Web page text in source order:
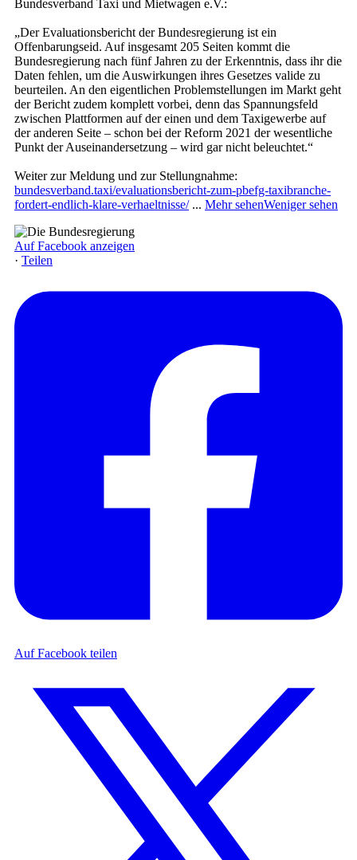
Bundesverband Taxi und Mietwagen e.V.:
„Der Evaluationsbericht der Bundesregierung ist ein
Offenbarungseid. Auf insgesamt 205 Seiten kommt die
Bundesregierung nach fünf Jahren zu der Erkenntnis, dass ihr die
Daten fehlen, um die Auswirkungen ihres Gesetzes valide zu
beurteilen. An den eigentlichen Problemstellungen im Markt geht
der Bericht zudem komplett vorbei, denn das Spannungsfeld
zwischen Plattformen auf der einen und dem Taxigewerbe auf
der anderen Seite – schon bei der Reform 2021 der wesentliche
Punkt der Auseinandersetzung – wird gar nicht beleuchtet.“
Weiter zur Meldung und zur Stellungnahme:
bundesverband.taxi/evaluationsbericht-zum-pbefg-taxibranche-
fordert-endlich-klare-verhaeltnisse/ ... Mehr sehenWeniger sehen
Auf Facebook anzeigen
· Teilen
Auf Facebook teilen